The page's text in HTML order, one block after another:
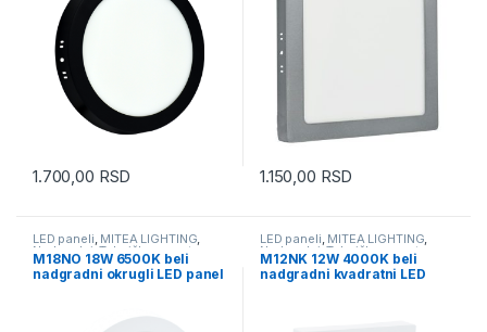
1.700,00 RSD 1.150,00 RSD
LED paneli, MITEA LIGHTING,
Nadgradni,Tehnička rasveta
M18NO 18W 6500K beli
nadgradni okrugli LED panel
LED paneli, MITEA LIGHTING,
Nadgradni,Tehnička rasveta
M12NK 12W 4000K beli
nadgradni kvadratni LED